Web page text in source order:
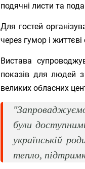
подячні листи та
Для гостей
через гумор і
Вистава
показів для людей
великих обласних
були
українській
тепло,